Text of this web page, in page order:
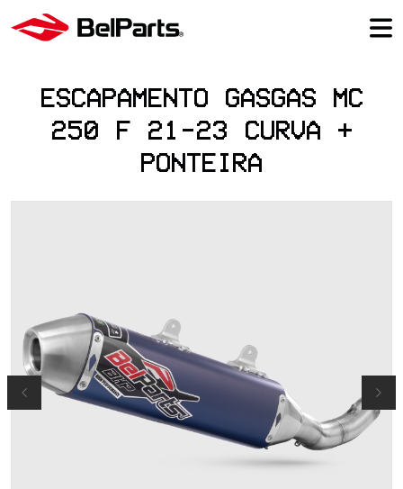
ESCAPAMENTO GASGAS MC
250 F 21-23 CURVA +
PONTEIRA
Previous Next